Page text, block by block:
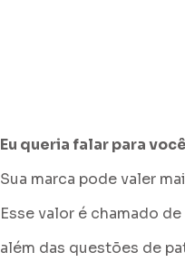
Eu queria falar para
Sua marca pode valer
Esse valor é chamado
além das questões de